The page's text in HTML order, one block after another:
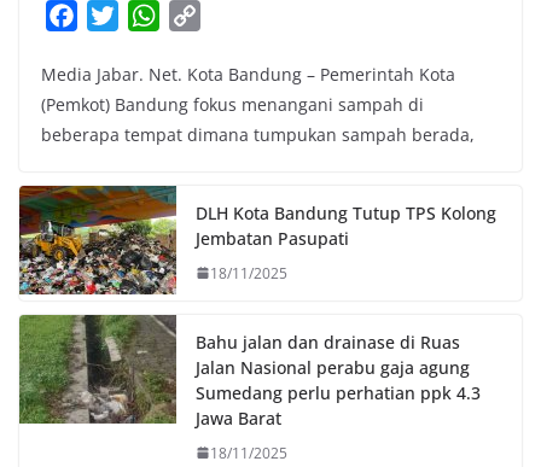
c
e
b
o
k
i
t
t
r
W
a
t
s
p
p
p
y
L
n
k
Media Jabar. Net. Kota Bandung – Pemerintah Kota
(Pemkot) Bandung fokus menangani sampah di
beberapa tempat dimana tumpukan sampah berada,
DLH Kota Bandung Tutup TPS Kolong
Jembatan Pasupati
18/11/2025
Bahu jalan dan drainase di Ruas
Jalan Nasional perabu gaja agung
Sumedang perlu perhatian ppk 4.3
Jawa Barat
18/11/2025